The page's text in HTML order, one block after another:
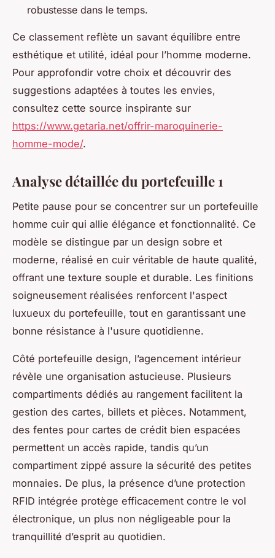
robustesse dans le temps.
Ce classement reflète un savant équilibre entre
esthétique et utilité, idéal pour l’homme moderne.
Pour approfondir votre choix et découvrir des
suggestions adaptées à toutes les envies,
consultez cette source inspirante sur
https://www.getaria.net/offrir-maroquinerie-
homme-mode/.
Analyse détaillée du portefeuille 1
Petite pause pour se concentrer sur un portefeuille
homme cuir qui allie élégance et fonctionnalité. Ce
modèle se distingue par un design sobre et
moderne, réalisé en cuir véritable de haute qualité,
offrant une texture souple et durable. Les finitions
soigneusement réalisées renforcent l'aspect
luxueux du portefeuille, tout en garantissant une
bonne résistance à l'usure quotidienne.
Côté portefeuille design, l’agencement intérieur
révèle une organisation astucieuse. Plusieurs
compartiments dédiés au rangement facilitent la
gestion des cartes, billets et pièces. Notamment,
des fentes pour cartes de crédit bien espacées
permettent un accès rapide, tandis qu’un
compartiment zippé assure la sécurité des petites
monnaies. De plus, la présence d’une protection
RFID intégrée protège efficacement contre le vol
électronique, un plus non négligeable pour la
tranquillité d’esprit au quotidien.